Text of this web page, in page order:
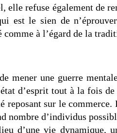
elle refuse également de
est le sien de
comme à l’égard de la
mener une guerre
d’esprit tout à la fois de
reposant sur le commerce.
nombre d’individus
d’une vie dynamique,